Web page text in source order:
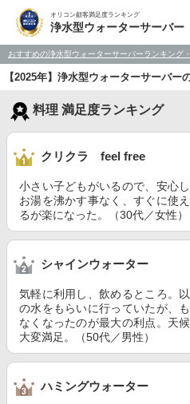
オリコン顧客満足度ランキング
浄水型ウォーターサーバー
おすすめの浄水型ウォーターサーバーランキング
【2025年】浄水型ウォーターサーバー
料理 満足度ランキング
クリクラ feel free
小さい子どもがいるので、安心
お湯を沸かす事なく、すぐに使
るが楽になった。（30代／女性）
シャインウォーター
気軽に利用し、飲めるところ。
の水をもらいに行っていたが、
なくなったのが最大の利点。天
大変満足。（50代／男性）
ハミングウォーター